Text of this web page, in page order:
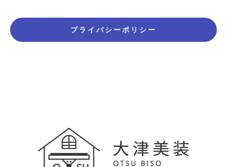
プライバシーポリシー